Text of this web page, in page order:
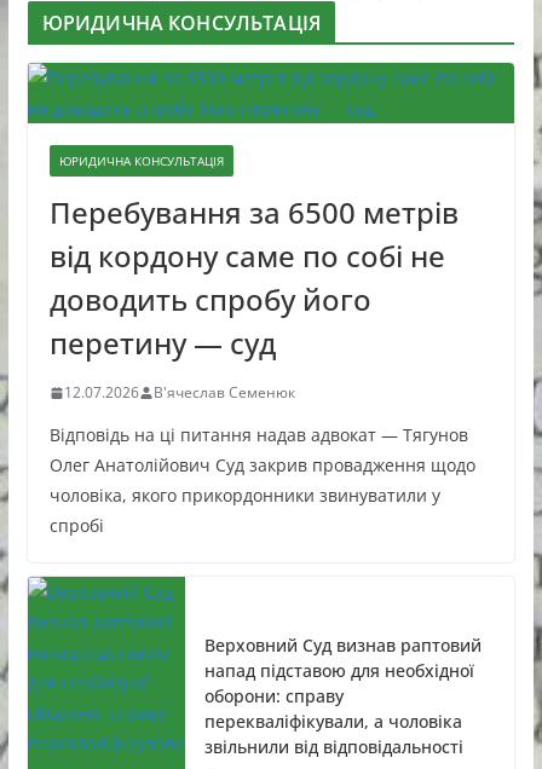
ЮРИДИЧНА КОНСУЛЬТАЦІЯ
ЮРИДИЧНА КОНСУЛЬТАЦІЯ
Перебування за 6500 метрів
від кордону саме по собі не
доводить спробу його
перетину — суд
12.07.2026 В'ячеслав Семенюк
Відповідь на ці питання надав адвокат — Тягунов
Олег Анатолійович Суд закрив провадження щодо
чоловіка, якого прикордонники звинуватили у
спробі
Верховний Суд визнав раптовий
напад підставою для необхідної
оборони: справу
перекваліфікували, а чоловіка
звільнили від відповідальності